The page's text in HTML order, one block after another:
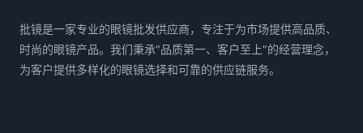
批镜是一家专业的眼镜批发供应商，专注于为市场提供高品质、
时尚的眼镜产品。我们秉承"品质第一、客户至上"的经营理念，
为客户提供多样化的眼镜选择和可靠的供应链服务。